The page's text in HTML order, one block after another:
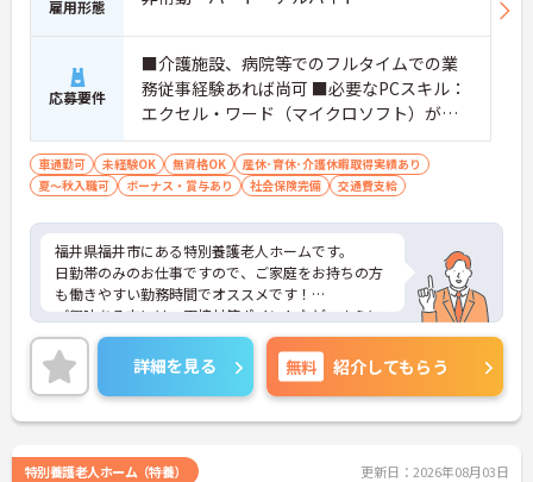
雇用形態
応募要件
■介護施設、病院等でのフルタイムでの業
務従事経験あれば尚可 ■必要なPCスキル：
エクセル・ワード（マイクロソフト）がで
きれば尚良し
車通勤可 未経験OK 無資格OK
産休･育休･介護休暇取得実績あり
夏～秋入職可
ボーナス・賞与あり 社会保険完備 交通費支給
福井県福井市にある特別養護老人ホームです。
日勤帯のみのお仕事ですので、ご家庭をお持ちの方
も働きやすい勤務時間でオススメです！
ご興味ある方には、面接対策ポイントなど、さらに
詳細をお話しいたしますのでお気軽にご相談くださ
い。
詳細を見る 無料 紹介してもらう
特別養護老人ホーム（特養） 更新日：2026年08月03日